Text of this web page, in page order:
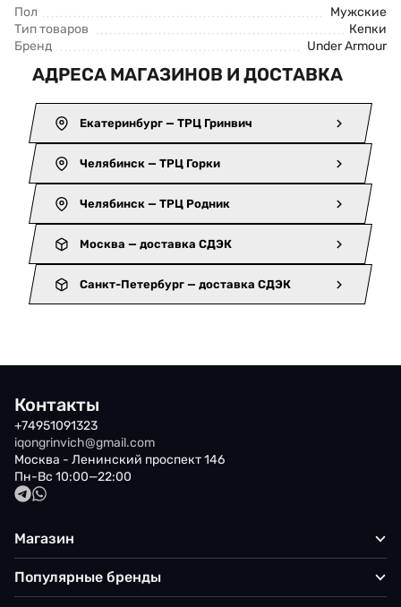
Пол
Мужские
Тип товаров
Кепки
Бренд
Under Armour
АДРЕСА МАГАЗИНОВ И ДОСТАВКА
Екатеринбург — ТРЦ Гринвич
Челябинск — ТРЦ Горки
Челябинск — ТРЦ Родник
Москва — доставка СДЭК
Санкт-Петербург — доставка СДЭК
Контакты
+74951091323
iqongrinvich@gmail.com
Москва - Ленинский проспект 146
Пн-Вс 10:00—22:00
Магазин
Популярные бренды